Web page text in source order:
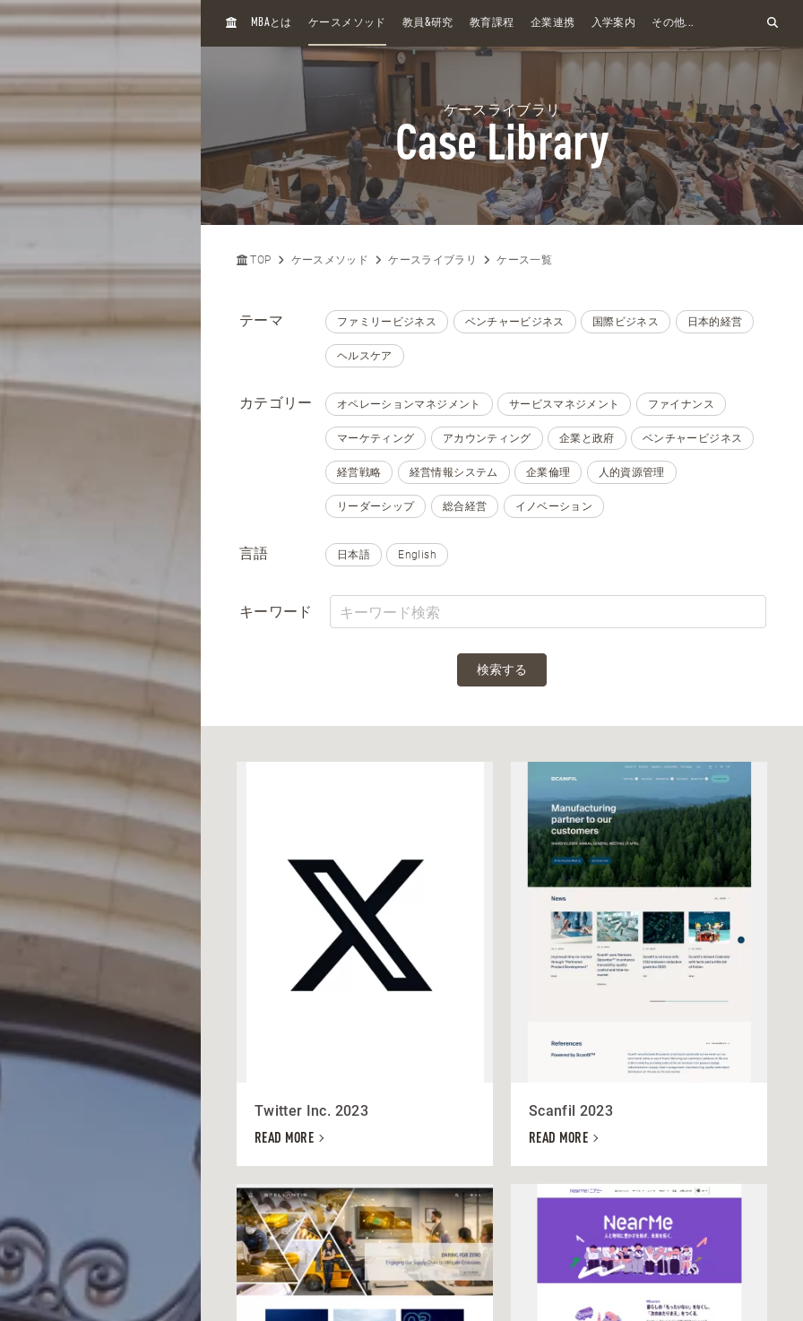
H
MBAとは ケースメソッド 教員&研究 教育課程 企業連携 入学案内 その他...
ケースライブラリ
Case Library
TOP ケースメソッド ケースライブラリ ケース一覧
テーマ ファミリービジネス ベンチャービジネス 国際ビジネス 日本的経営
ヘルスケア
カテゴリー オペレーションマネジメント サービスマネジメント ファイナンス
マーケティング アカウンティング 企業と政府 ベンチャービジネス
経営戦略 経営情報システム 企業倫理 人的資源管理
リーダーシップ 総合経営 イノベーション
言語 日本語 English
キーワード
検索する
Twitter Inc. 2023
READ MORE
Scanfil 2023
READ MORE